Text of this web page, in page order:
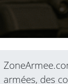
armées, des